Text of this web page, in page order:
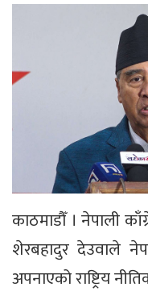
काठमाडौँ । नेपाली
शेरबहादुर देउवाले
अपनाएको राष्ट्रिय